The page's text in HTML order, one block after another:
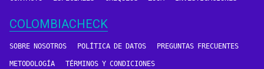
COLOMBIACHECK
SOBRE NOSOTROS POLÍTICA DE DATOS PREGUNTAS FRECUENTES
METODOLOGÍA TÉRMINOS Y CONDICIONES